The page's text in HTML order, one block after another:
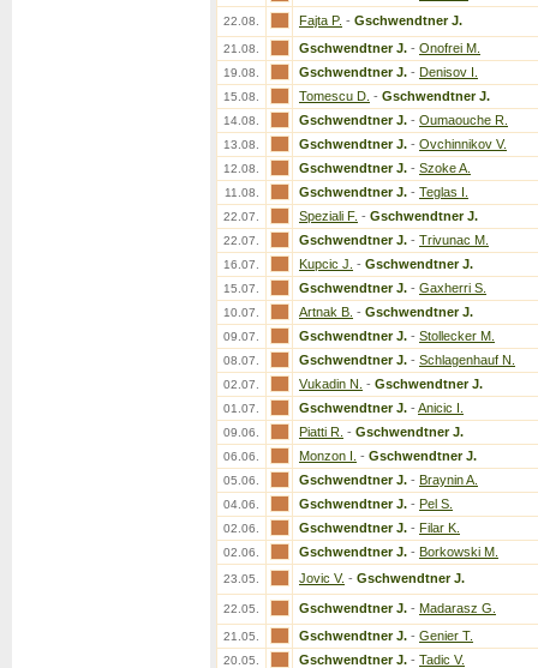
22.08. Fajta P. - Gschwendtner J.
21.08. Gschwendtner J. - Onofrei M.
19.08. Gschwendtner J. - Denisov I.
15.08. Tomescu D. - Gschwendtner J.
14.08. Gschwendtner J. - Oumaouche R.
13.08. Gschwendtner J. - Ovchinnikov V.
12.08. Gschwendtner J. - Szoke A.
11.08. Gschwendtner J. - Teglas I.
22.07. Speziali F. - Gschwendtner J.
22.07. Gschwendtner J. - Trivunac M.
16.07. Kupcic J. - Gschwendtner J.
15.07. Gschwendtner J. - Gaxherri S.
10.07. Artnak B. - Gschwendtner J.
09.07. Gschwendtner J. - Stollecker M.
08.07. Gschwendtner J. - Schlagenhauf N.
02.07. Vukadin N. - Gschwendtner J.
01.07. Gschwendtner J. - Anicic I.
09.06. Piatti R. - Gschwendtner J.
06.06. Monzon I. - Gschwendtner J.
05.06. Gschwendtner J. - Braynin A.
04.06. Gschwendtner J. - Pel S.
02.06. Gschwendtner J. - Filar K.
02.06. Gschwendtner J. - Borkowski M.
23.05. Jovic V. - Gschwendtner J.
22.05. Gschwendtner J. - Madarasz G.
21.05. Gschwendtner J. - Genier T.
20.05. Gschwendtner J. - Tadic V.